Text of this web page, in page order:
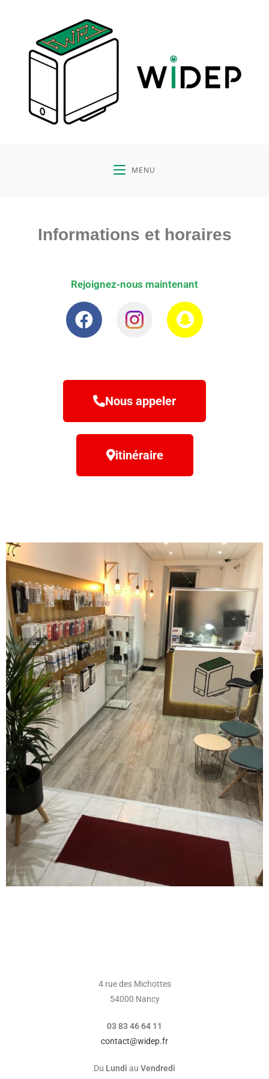
MENU
Informations et horaires
Rejoignez-nous maintenant
Nous appeler
itinéraire
4 rue des Michottes
54000 Nancy
03 83 46 64 11
contact@widep.fr
Du Lundi au Vendredi